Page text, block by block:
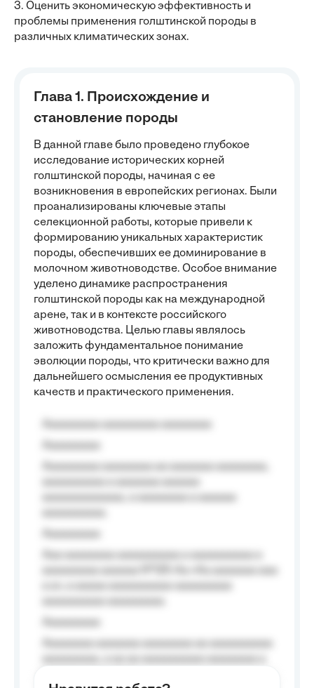
3. Оценить экономическую эффективность и
проблемы применения голштинской породы в
различных климатических зонах.
Глава 1. Происхождение и
становление породы
В данной главе было проведено глубокое
исследование исторических корней
голштинской породы, начиная с ее
возникновения в европейских регионах. Были
проанализированы ключевые этапы
селекционной работы, которые привели к
формированию уникальных характеристик
породы, обеспечивших ее доминирование в
молочном животноводстве. Особое внимание
уделено динамике распространения
голштинской породы как на международной
арене, так и в контексте российского
животноводства. Целью главы являлось
заложить фундаментальное понимание
эволюции породы, что критически важно для
дальнейшего осмысления ее продуктивных
качеств и практического применения.